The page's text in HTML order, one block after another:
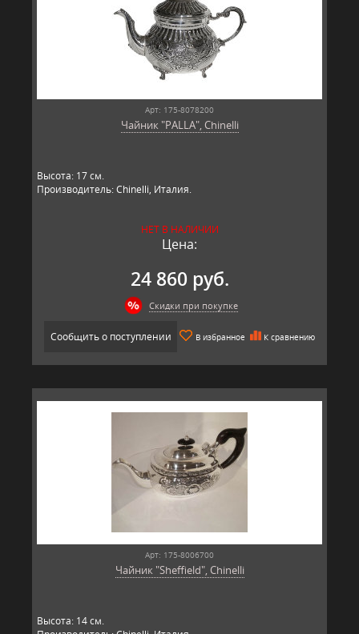
Арт: 175-8078200
Чайник "PALLA", Chinelli
Высота: 17 см.
Производитель: Chinelli, Италия.
НЕТ В НАЛИЧИИ
Цена:
24 860 руб.
Скидки при покупке
Сообщить о поступлении В избранное К сравнению
Арт: 175-8006700
Чайник "Sheffield", Chinelli
Высота: 14 см.